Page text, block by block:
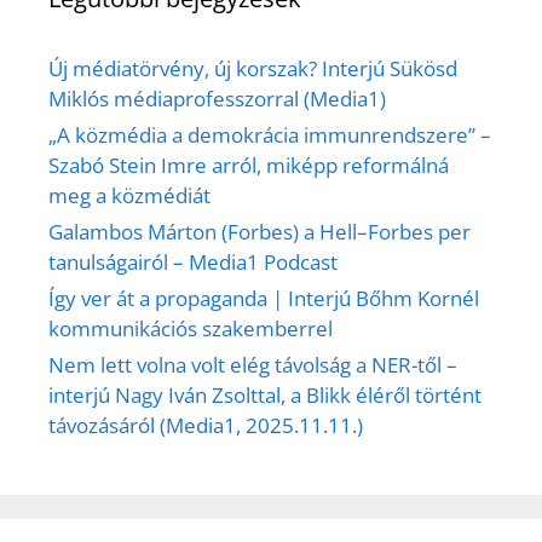
Új médiatörvény, új korszak? Interjú Sükösd
Miklós médiaprofesszorral (Media1)
„A közmédia a demokrácia immunrendszere” –
Szabó Stein Imre arról, miképp reformálná
meg a közmédiát
Galambos Márton (Forbes) a Hell–Forbes per
tanulságairól – Media1 Podcast
Így ver át a propaganda | Interjú Bőhm Kornél
kommunikációs szakemberrel
Nem lett volna volt elég távolság a NER-től –
interjú Nagy Iván Zsolttal, a Blikk éléről történt
távozásáról (Media1, 2025.11.11.)